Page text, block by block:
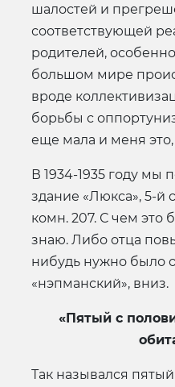
шалостей и
соответствующей
родителей,
большом мире
вроде
борьбы с
еще мала и меня это,
В 1934-1935 году мы
здание «Люкса», 5-й
комн. 207. С чем это
знаю. Либо отца
нибудь нужно было
«нэпманский», вниз.
«Пятый с
Так назывался